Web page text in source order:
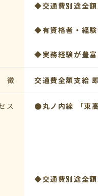
◆交通費別途全額
◆有資格者・経験
◆実務経験が豊
交通費全額支給
ス ●丸ノ内線 「東
◆交通費別途全